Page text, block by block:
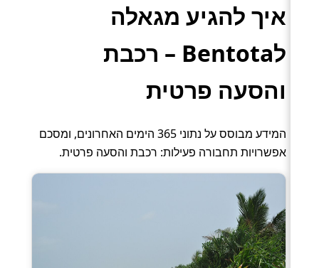
איך להגיע מגאלה
לBentota – רכבת
והסעה פרטית
המידע מבוסס על נתוני 365 הימים האחרונים, ומסכם
אפשרויות תחבורה פעילות: רכבת והסעה פרטית.